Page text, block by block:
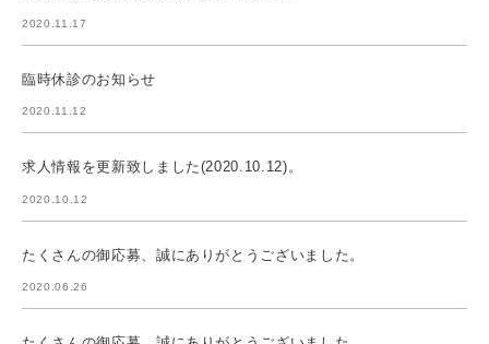
2020.11.17
臨時休診のお知らせ
2020.11.12
求人情報を更新致しました(2020.10.12)。
2020.10.12
たくさんの御応募、誠にありがとうございました。
2020.06.26